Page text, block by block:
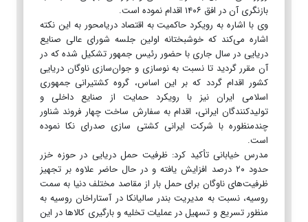
بازنگری آن در افق ۱۴۰۶ اقدام نموده است.
وی با اشاره به رویکرد حاکمیت به اقتصاد دریامحور به این نکته
اشاره می‌کند که خوشبختانه اولین جلسه شورای عالی صنایع
دریایی در سال جاری با حضور رئیس جمهور تشکیل شده که در
آن مقرر گردید تا نسبت به نوسازی و جوان‌سازی ناوگان دریایی
کشور اقدام گردد که بر این اساس، گروه کشتیرانی جمهوری
اسلامی ایران نیز با رویکرد حمایت از صنایع داخلی و
تولیدکنندگان ایرانی، اقدام به سفارش ساخت چهار فروند شناور
چندمنظوره با شرکت ایرانی کشتی سازی صدرای نکا نموده
است.
مدرس خیابانی تأکید کرد: ظرفیت حمل دریایی در حوزه خزر
حدود ۲۰ درصد افزایش یافته و در حال حاضر علاوه بر تجهیز
ظرفیت‌های ناوگان برای حمل بار از مقاصد مختلف دنیا به سمت
روسیه، نسبت به مدیریت بندر سالیانکا در آستاراخان روسیه به
منظور تسریع و تسهیل در عملیات تخلیه و بارگیری کالا‌ها در این